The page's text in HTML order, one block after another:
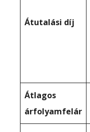
Átutalási díj
Átlagos
árfolyamfelár